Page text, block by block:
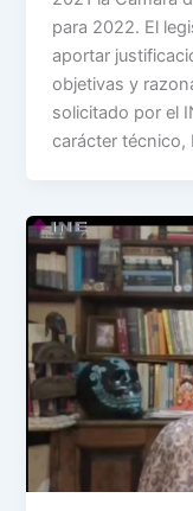
para 2022. El
aportar
objetivas y
solicitado por el
carácter